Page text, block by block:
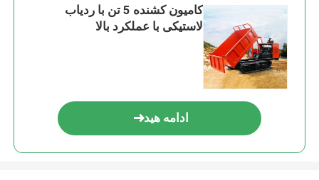
کامیون کشنده 5 تن با ردیاب
لاستیکی با عملکرد بالا
ادامه هید